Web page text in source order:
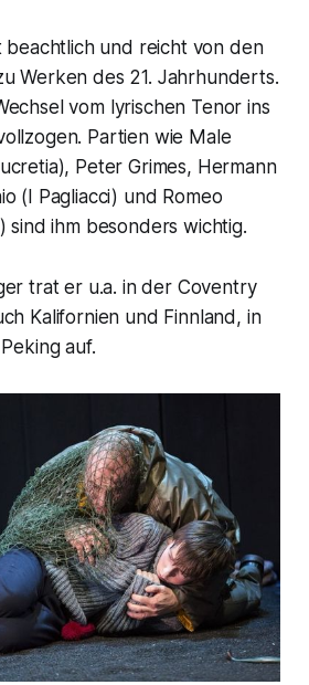
beachtlich und reicht von den
Werken des 21. Jahrhunderts.
vom lyrischen Tenor ins
Partien wie Male
Peter Grimes, Hermann
(I Pagliacci) und Romeo
sind ihm besonders wichtig.
trat er u.a. in der Coventry
Kalifornien und Finnland, in
auf.